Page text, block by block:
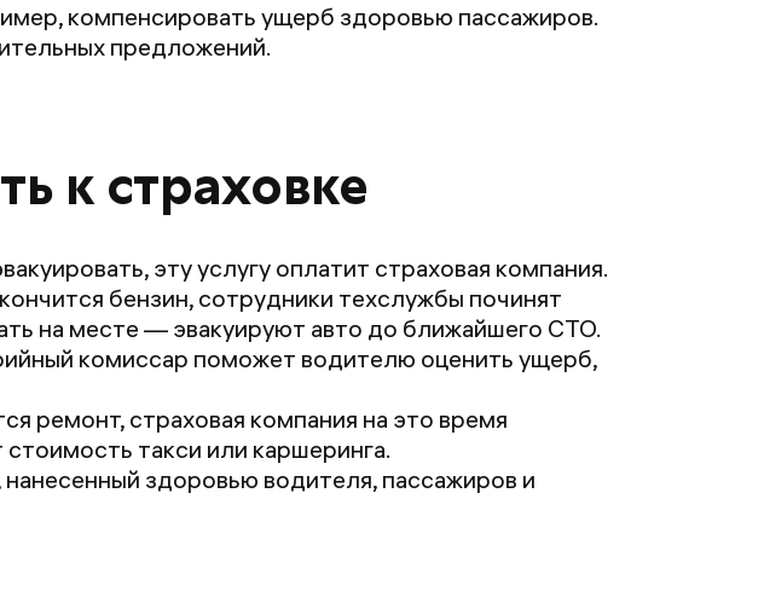
компенсировать ущерб здоровью пассажиров.
предложений.
к страховке
эту услугу оплатит страховая компания.
бензин, сотрудники техслужбы починят
на месте — эвакуируют авто до ближайшего СТО.
комиссар поможет водителю оценить ущерб,
ремонт, страховая компания на это время
такси или каршеринга.
здоровью водителя, пассажиров и